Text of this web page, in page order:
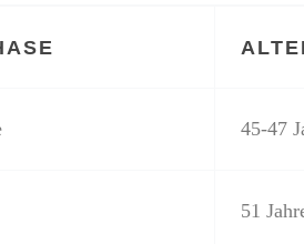
45-47
51